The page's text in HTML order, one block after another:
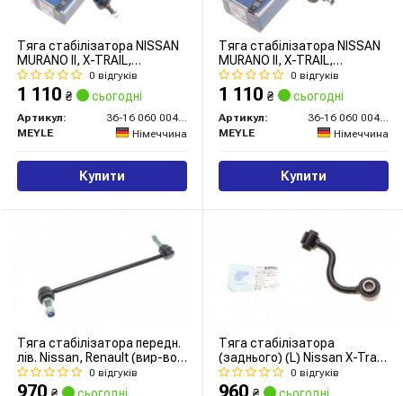
Тяга стабілізатора NISSAN
MURANO II, X-TRAIL,
RENAULT KOLEOS 07 перед.
міст праворуч (Вир-во
MEYLE)
0 відгуків
1 110 ₴ сьогодні
Артикул:
36-16 060 0047/HD
MEYLE
Німеччина
Купити
Тяга стабілізатора NISSAN
MURANO II, X-TRAIL,
RENAULT KOLEOS 07 перед.
міст зліва (Вир-во MEYLE)
0 відгуків
1 110 ₴ сьогодні
Артикул:
36-16 060 0046/HD
MEYLE
Німеччина
Купити
Тяга стабілізатора передн.
лів. Nissan, Renault (вир-во
Blue Print)
0 відгуків
970 ₴ сьогодні
Тяга стабілізатора
(заднього) (L) Nissan X-Trail
07-
0 відгуків
960 ₴ сьогодні